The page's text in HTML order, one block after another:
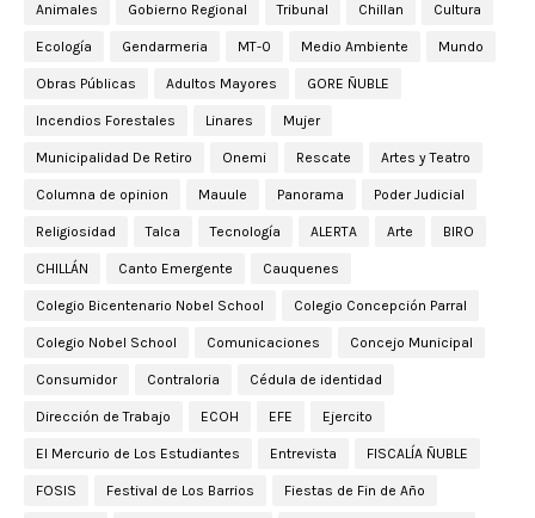
Animales Gobierno Regional Tribunal Chillan Cultura
Ecología Gendarmeria MT-0 Medio Ambiente Mundo
Obras Públicas Adultos Mayores GORE ÑUBLE
Incendios Forestales Linares Mujer
Municipalidad De Retiro Onemi Rescate Artes y Teatro
Columna de opinion Mauule Panorama Poder Judicial
Religiosidad Talca Tecnología ALERTA Arte BIRO
CHILLÁN Canto Emergente Cauquenes
Colegio Bicentenario Nobel School Colegio Concepción Parral
Colegio Nobel School Comunicaciones Concejo Municipal
Consumidor Contraloria Cédula de identidad
Dirección de Trabajo ECOH EFE Ejercito
El Mercurio de Los Estudiantes Entrevista FISCALÍA ÑUBLE
FOSIS Festival de Los Barrios Fiestas de Fin de Año